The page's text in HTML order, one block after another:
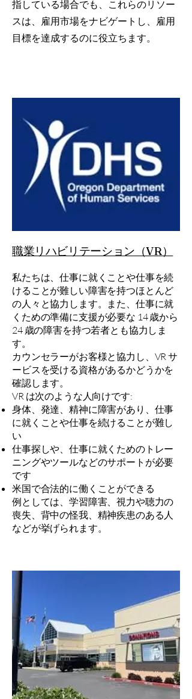
指している場合でも、これらのリソー
スは、雇用市場をナビゲートし、雇用
目標を達成するのに役立ちます。
職業リハビリテーション（VR）
私たちは、仕事に就くことや仕事を続
けることが難しい障害を持つほとんど
の人々と協力します。また、仕事に就
くための準備に支援が必要な 14 歳から
24 歳の障害を持つ若者とも協力しま
す。
カウンセラーがお客様と協力し、VR サ
ービスを受ける資格があるかどうかを
確認します。
VR は次のような人向けです:
身体、発達、精神に障害があり、仕事
に就くことや仕事を続けることが難し
い
仕事探しや、仕事に就くためのトレー
ニングやツールなどのサポートが必要
です
米国で合法的に働くことができる
例としては、学習障害、視力や聴力の
喪失、背中の怪我、精神疾患のある人
などが挙げられます。